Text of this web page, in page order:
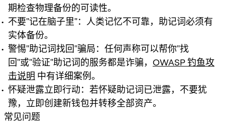
期检查物理备份的可读性。
不要"记在脑子里"：人类记忆不可靠，助记词必须有
实体备份。
警惕"助记词找回"骗局：任何声称可以帮你"找
回"或"验证"助记词的服务都是诈骗， OWASP 钓鱼攻
击说明 中有详细案例。
怀疑泄露立即行动：若怀疑助记词已泄露，不要犹
豫，立即创建新钱包并转移全部资产。
常见问题